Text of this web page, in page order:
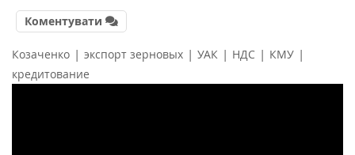
Коментувати
Козаченко | экспорт зерновых | УАК | НДС | КМУ |
кредитование